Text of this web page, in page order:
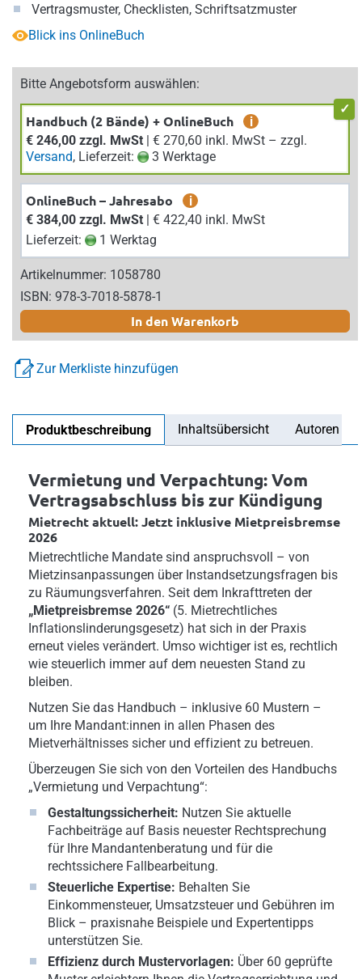
Vertragsmuster, Checklisten, Schriftsatzmuster
Blick ins OnlineBuch
Bitte Angebotsform auswählen:
Handbuch (2 Bände) + OnlineBuch
i
€ 246,00 zzgl. MwSt
| € 270,60 inkl. MwSt – zzgl.
Versand, Lieferzeit: 3 Werktage
OnlineBuch – Jahresabo
i
€ 384,00 zzgl. MwSt
| € 422,40 inkl. MwSt
Lieferzeit:
1 Werktag
Artikelnummer: 1058780
ISBN: 978-3-7018-5878-1
In den Warenkorb
Zur Merkliste hinzufügen
Produktbeschreibung Inhaltsübersicht Autoren
Vermietung und Verpachtung: Vom
Vertragsabschluss bis zur Kündigung
Mietrecht aktuell: Jetzt inklusive Mietpreisbremse
2026
Mietrechtliche Mandate sind anspruchsvoll – von
Mietzinsanpassungen über Instandsetzungsfragen bis
zu Räumungsverfahren. Seit dem Inkrafttreten der
„Mietpreisbremse 2026“ (5. Mietrechtliches
Inflationslinderungsgesetz) hat sich in der Praxis
erneut vieles verändert. Umso wichtiger ist es, rechtlich
wie steuerlich immer auf dem neuesten Stand zu
bleiben.
Nutzen Sie das Handbuch – inklusive 60 Mustern –
um Ihre Mandant:innen in allen Phasen des
Mietverhältnisses sicher und effizient zu betreuen.
Überzeugen Sie sich von den Vorteilen des Handbuchs
„Vermietung und Verpachtung“:
Gestaltungssicherheit: Nutzen Sie aktuelle
Fachbeiträge auf Basis neuester Rechtsprechung
für Ihre Mandantenberatung und für die
rechtssichere Fallbearbeitung.
Steuerliche Expertise: Behalten Sie
Einkommensteuer, Umsatzsteuer und Gebühren im
Blick – praxisnahe Beispiele und Expertentipps
unterstützen Sie.
Effizienz durch Mustervorlagen: Über 60 geprüfte